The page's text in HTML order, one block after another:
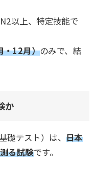
以上、特定技能で
・12月）のみで、結
か
礎テスト）は、日本
る試験です。